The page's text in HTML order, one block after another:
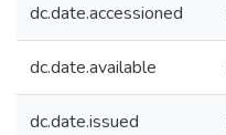
dc.date.accessioned
dc.date.available
dc.date.issued